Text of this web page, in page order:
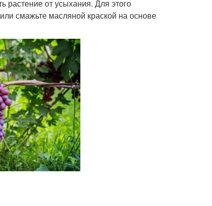
растение от усыхания. Для этого
смажьте масляной краской на основе